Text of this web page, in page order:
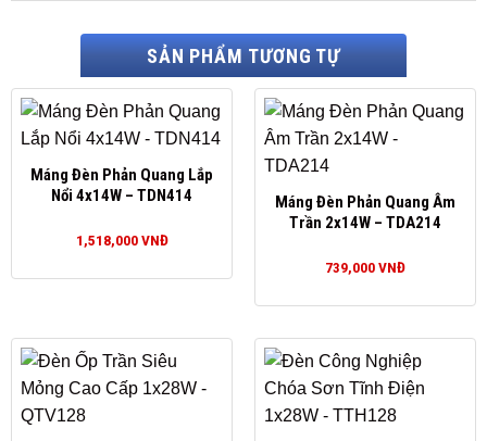
SẢN PHẨM TƯƠNG TỰ
Máng Đèn Phản Quang Lắp
Nổi 4x14W – TDN414
1,518,000VNĐ
Máng Đèn Phản Quang Âm
Trần 2x14W – TDA214
739,000VNĐ